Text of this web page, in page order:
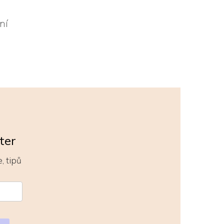
tipů